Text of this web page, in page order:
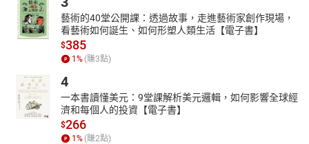
藝術的40堂公開課：透過故事，走進藝術家創作現場，
看藝術如何誕生、如何形塑人類生活【電子書】
$385
1 % (賺3點)
4
一本書讀懂美元：9堂課解析美元邏輯，如何影響全球經
濟和每個人的投資【電子書】
$266
1 % (賺2點)